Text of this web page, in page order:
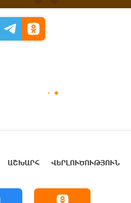
ԱՇԽԱՐՀ ՎԵՐԼՈՒԾՈՒԹՅՈՒՆ